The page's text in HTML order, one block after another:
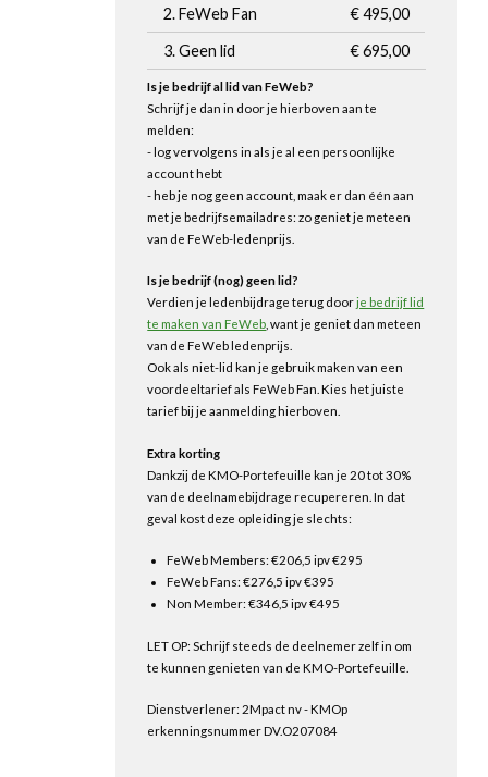
2. FeWeb Fan
€ 495,00
3. Geen lid
€ 695,00
Is je bedrijf al lid van FeWeb?
Schrijf je dan in door je hierboven aan te
melden:
- log vervolgens in als je al een persoonlijke
account hebt
- heb je nog geen account, maak er dan één aan
met je bedrijfsemailadres: zo geniet je meteen
van de FeWeb-ledenprijs.
Is je bedrijf (nog) geen lid?
Verdien je ledenbijdrage terug doorje bedrijf lid
te maken van FeWeb , want je geniet dan meteen
van de FeWeb ledenprijs.
Ook als niet-lid kan je gebruik maken van een
voordeeltarief als FeWeb Fan. Kies het juiste
tarief bij je aanmelding hierboven.
Extra korting
Dankzij de KMO-Portefeuille kan je 20 tot 30%
van de deelnamebijdrage recupereren. In dat
geval kost deze opleiding je slechts:
FeWeb Members: €206,5 ipv €295
FeWeb Fans: €276,5 ipv €395
Non Member: €346,5 ipv €495
LET OP: Schrijf steeds de deelnemer zelf in om
te kunnen genieten van de KMO-Portefeuille.
Dienstverlener: 2Mpact nv - KMOp
erkenningsnummer DV.O207084